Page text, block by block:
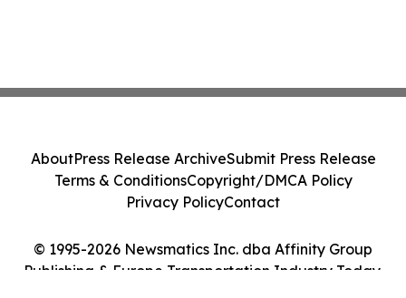
© 1995-2026 Newsmatics Inc. dba Affinity Group
Publishing & Europe Transportation Industry Today.
AboutPress Release ArchiveSubmit Press Release
Terms & ConditionsCopyright/DMCA Policy
Privacy PolicyContact